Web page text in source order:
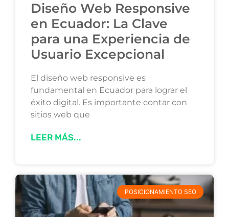
Diseño Web Responsive
en Ecuador: La Clave
para una Experiencia de
Usuario Excepcional
El diseño web responsive es
fundamental en Ecuador para lograr el
éxito digital. Es importante contar con
sitios web que
LEER MÁS...
POSICIONAMIENTO SEO